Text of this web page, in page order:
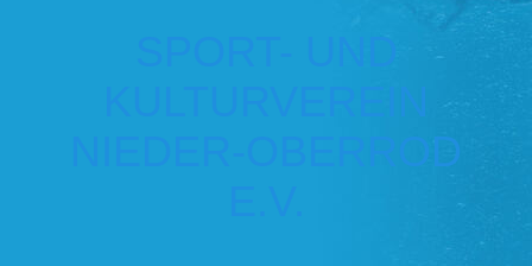
NIEDER-OBERROD